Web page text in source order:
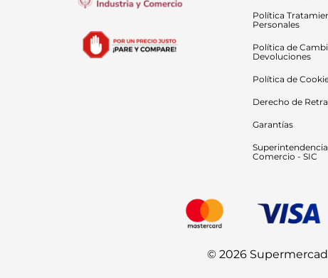
Política
Personales
Política de
Devoluciones
Política de
Derecho de
Garantías
Comercio - SIC
© 2026